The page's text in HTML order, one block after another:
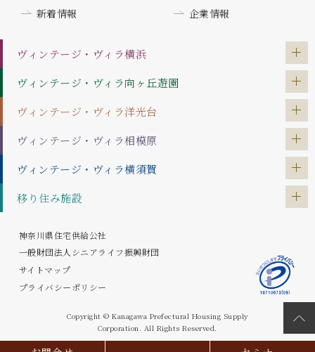
新着情報
企業情報
ヴィンテージ・ヴィラ横浜
ヴィンテージ・ヴィラ向ヶ丘遊園
ヴィンテージ・ヴィラ洋光台
ヴィンテージ・ヴィラ相模原
ヴィンテージ・ヴィラ横須賀
移り住み施設
神奈川県住宅供給公社
一般財団法人シニアライフ振興財団
サイトマップ
プライバシーポリシー
Copyright © Kanagawa Prefectural Housing Supply
Corporation. All Rights Reserved.